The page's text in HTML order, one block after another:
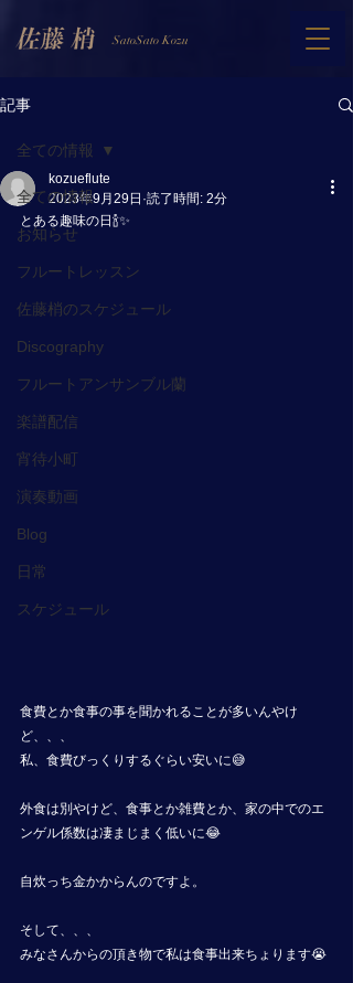
SatoSato Kozu
記事
全ての情報
お知らせ
フルートレッスン
佐藤梢のスケジュール
Discography
フルートアンサンブル蘭
楽譜配信
宵待小町
演奏動画
Blog
日常
スケジュール
全ての情報
kozueflute
2023年9月29日 読了時間: 2分
とある趣味の日🍾✨
食費とか食事の事を聞かれることが多いんやけ
ど、、、
私、食費びっくりするぐらい安いに😅
外食は別やけど、食事とか雑費とか、家の中でのエ
ンゲル係数は凄まじまく低いに😂
自炊っち金かからんのですよ。
そして、、、
みなさんからの頂き物で私は食事出来ちょります😭